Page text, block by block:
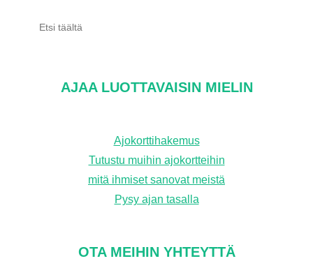
AJAA LUOTTAVAISIN MIELIN
Ajokorttihakemus
Tutustu muihin ajokortteihin
mitä ihmiset sanovat meistä
Pysy ajan tasalla
OTA MEIHIN YHTEYTTÄ